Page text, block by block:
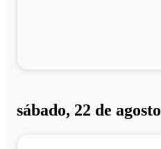
sábado, 22 de agosto